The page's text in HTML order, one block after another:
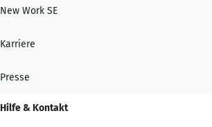
New Work SE
Karriere
Presse
Hilfe & Kontakt